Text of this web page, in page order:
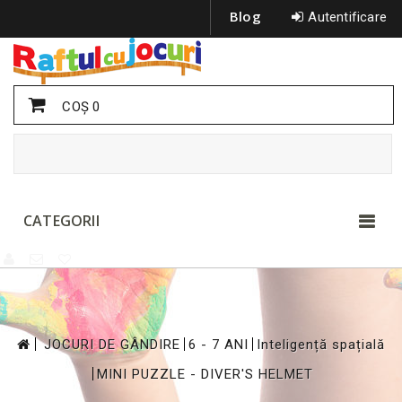
Autentificare
Blog
COŞ0
CATEGORII
>
JOCURI DE GÂNDIRE 6 - 7 ANI
Inteligență spațială
>
MINI PUZZLE - DIVER'S HELMET